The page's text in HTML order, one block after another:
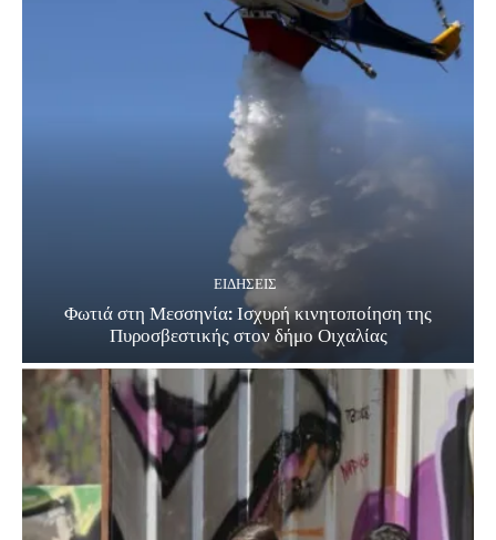
ΕΙΔΗΣΕΙΣ
Φωτιά στη Μεσσηνία: Ισχυρή κινητοποίηση της
Πυροσβεστικής στον δήμο Οιχαλίας